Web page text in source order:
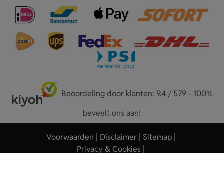
Beoordeling door klanten: 9.4 / 579 - 100%
beveelt ons aan!
Voorwaarden Disclaimer
Sitemap
Privacy & Cookies